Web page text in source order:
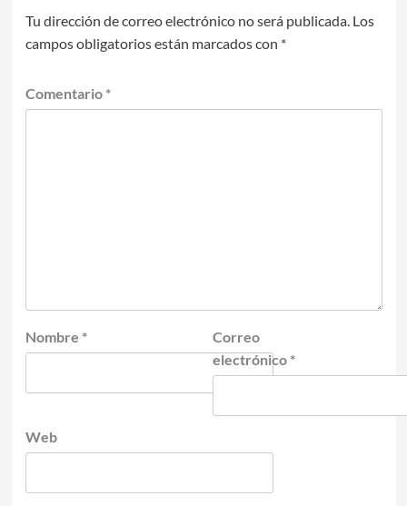
Tu dirección de correo electrónico no será publicada. Los
campos obligatorios están marcados con *
Comentario *
Nombre *
Correo
electrónico *
Web